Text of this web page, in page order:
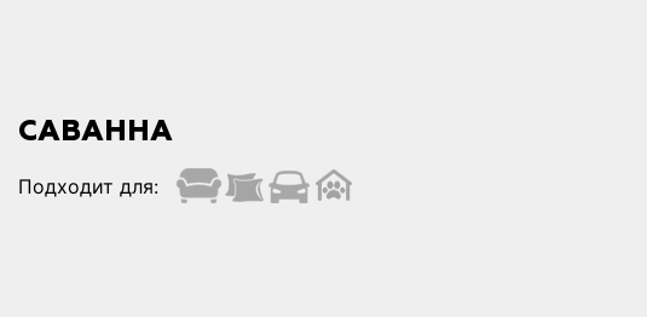
САВАННА
Подходит для: